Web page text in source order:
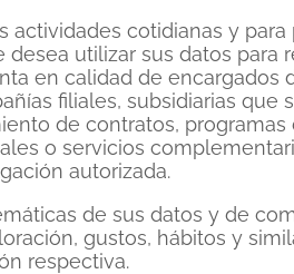
actividades cotidianas y
utilizar sus datos para
en calidad de encargados
filiales, subsidiarias
de contratos,
o servicios
autorizada.
de sus datos y de
gustos, hábitos y
respectiva.